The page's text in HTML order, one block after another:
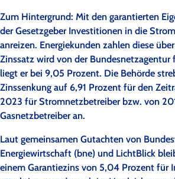
Zum Hintergrund: Mit den garantierten
der Gesetzgeber Investitionen in die
anreizen. Energiekunden zahlen diese
Zinssatz wird von der Bundesnetzagentur
liegt er bei 9,05 Prozent. Die Behörde
Zinssenkung auf 6,91 Prozent für den
2023 für Stromnetzbetreiber bzw. von
Gasnetzbetreiber an.
Laut gemeinsamen Gutachten von
Energiewirtschaft (bne) und LichtBlick
einem Garantiezins von 5,04 Prozent für